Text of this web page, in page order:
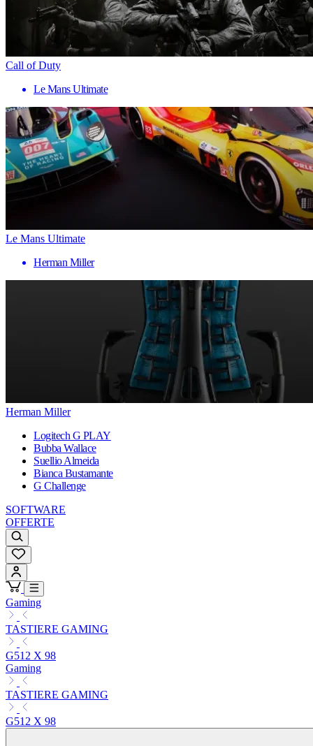
Call of Duty
Le Mans Ultimate
Le Mans Ultimate
Herman Miller
Herman Miller
Logitech G PLAY
Bubba Wallace
Suellio Almeida
Bianca Bustamante
G Challenge
SOFTWARE
OFFERTE
Gaming
TASTIERE GAMING
G512 X 98
Gaming
TASTIERE GAMING
G512 X 98